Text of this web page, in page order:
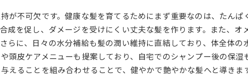
が不可欠です。健康な髪を育てるためにまず重要なのは、たん
成を促し、ダメージを受けにくい丈夫な髪を作ります。また、オ
らに、日々の水分補給も髪の潤い維持に直結しており、体全体
頭皮ケアメニューも提案しており、自宅でのシャンプー後の保
ることを組み合わせることで、健やかで艶やかな髪へと導きます